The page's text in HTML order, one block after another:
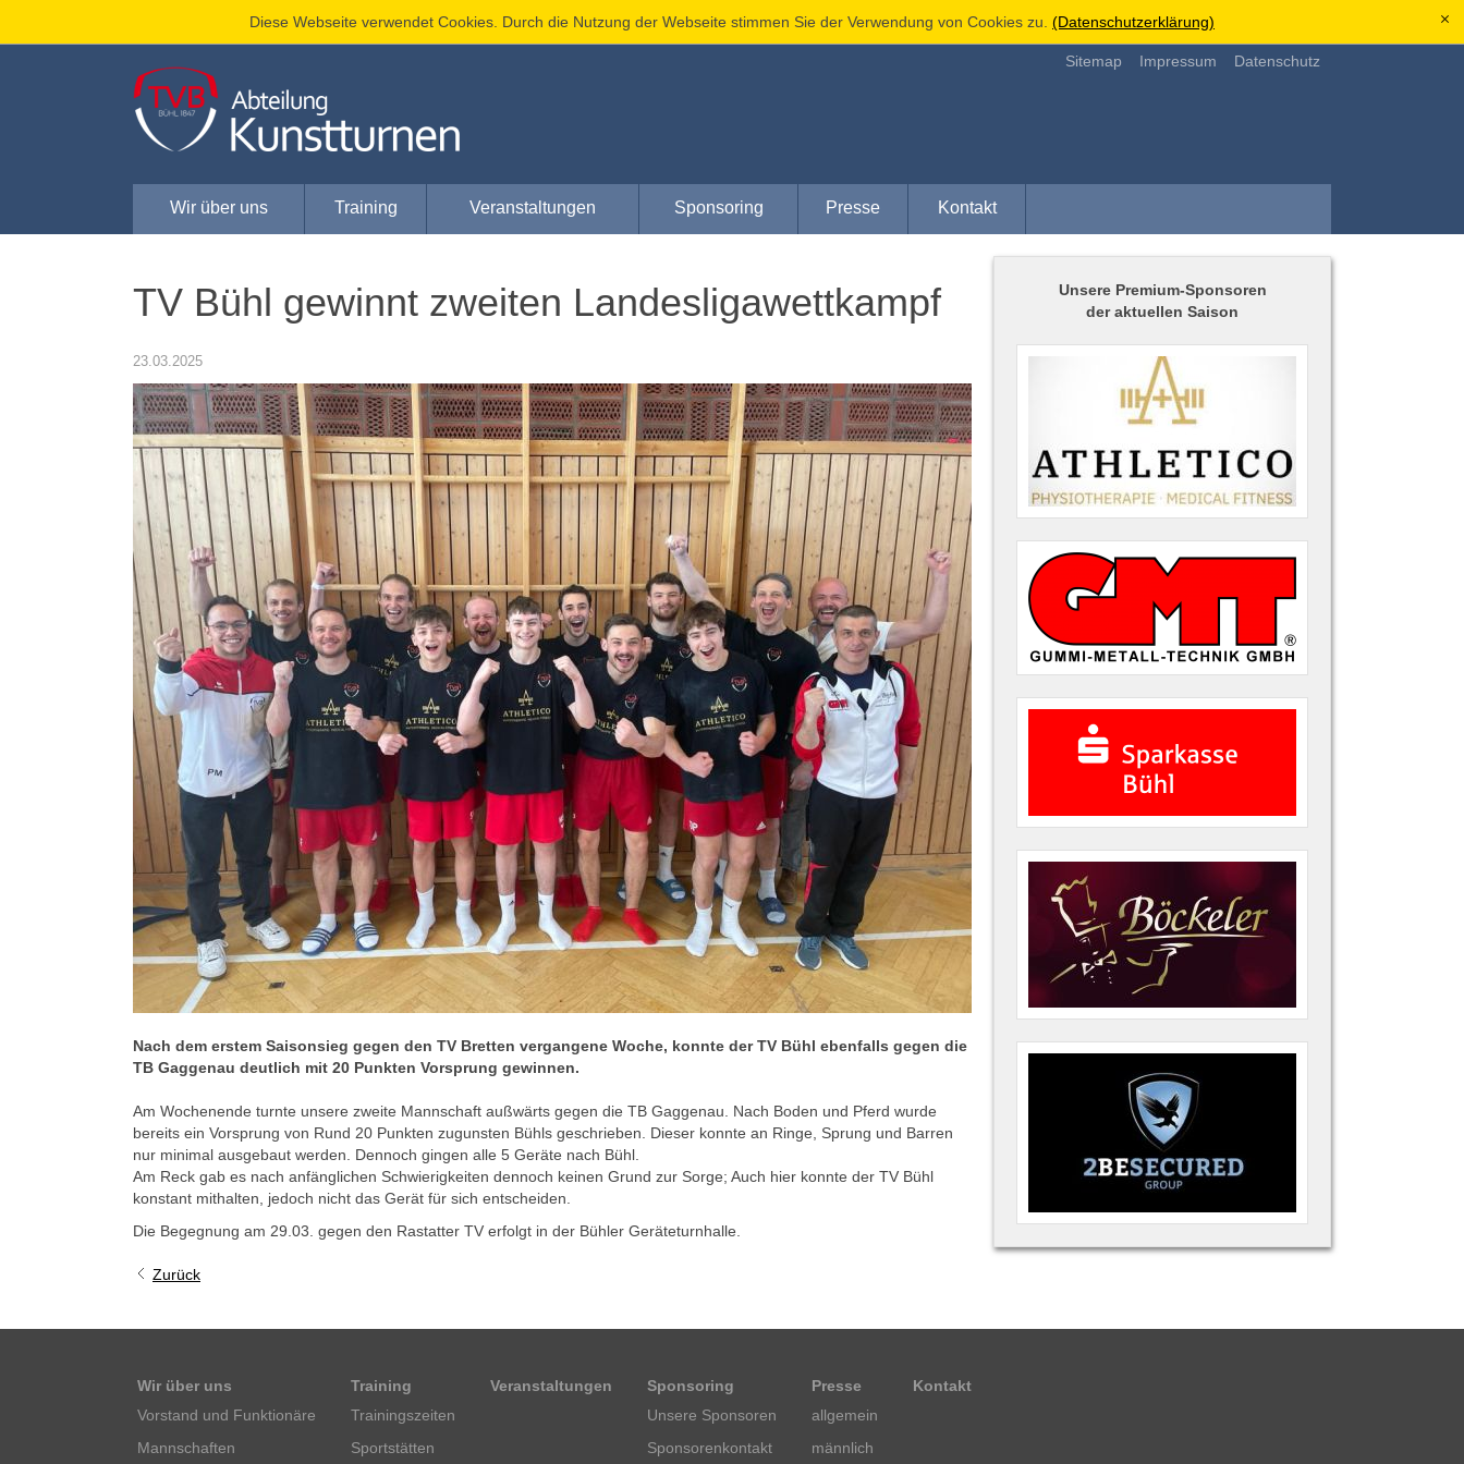
Diese Webseite verwendet Cookies. Durch die Nutzung der Webseite stimmen Sie der Verwendung von Cookies zu. (Datenschutzerklärung) [x]
Sitemap Impressum Datenschutz
Wir über uns Training Veranstaltungen Sponsoring Presse Kontakt
TV Bühl gewinnt zweiten Landesligawettkampf
23.03.2025
Nach dem erstem Saisonsieg gegen den TV Bretten vergangene Woche, konnte der TV Bühl ebenfalls gegen die
TB Gaggenau deutlich mit 20 Punkten Vorsprung gewinnen.
Am Wochenende turnte unsere zweite Mannschaft außwärts gegen die TB Gaggenau. Nach Boden und Pferd wurde
bereits ein Vorsprung von Rund 20 Punkten zugunsten Bühls geschrieben. Dieser konnte an Ringe, Sprung und Barren
nur minimal ausgebaut werden. Dennoch gingen alle 5 Geräte nach Bühl.
Am Reck gab es nach anfänglichen Schwierigkeiten dennoch keinen Grund zur Sorge; Auch hier konnte der TV Bühl
konstant mithalten, jedoch nicht das Gerät für sich entscheiden.
Die Begegnung am 29.03. gegen den Rastatter TV erfolgt in der Bühler Geräteturnhalle.
Zurück
Unsere Premium-Sponsoren
der aktuellen Saison
Wir über uns
Vorstand und Funktionäre
Mannschaften
Training
Trainingszeiten
Sportstätten
Veranstaltungen
Sponsoring
Unsere Sponsoren
Sponsorenkontakt
Presse
allgemein
männlich
Kontakt